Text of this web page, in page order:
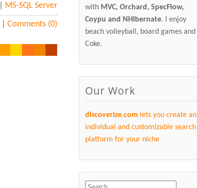
MS-SQL Server
|Comments (0)
with MVC, Orchard, SpecFlow,
Coypu and NHibernate. I enjoy
beach volleyball, board games and
Coke.
Our Work
discoverize.com lets you create an
individual and customizable search
platform for your niche